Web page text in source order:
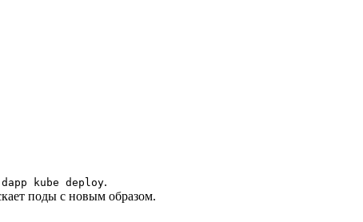
dapp kube deploy.
поды с новым образом.